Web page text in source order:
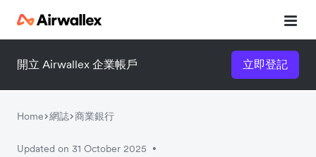
開立 Airwallex 企業帳戶 立即登記
Home 網誌 商業銀行
Updated on 31 October 2025 •
立即觀看 3 分鐘體驗短片
請填寫資料以觀體驗短片：